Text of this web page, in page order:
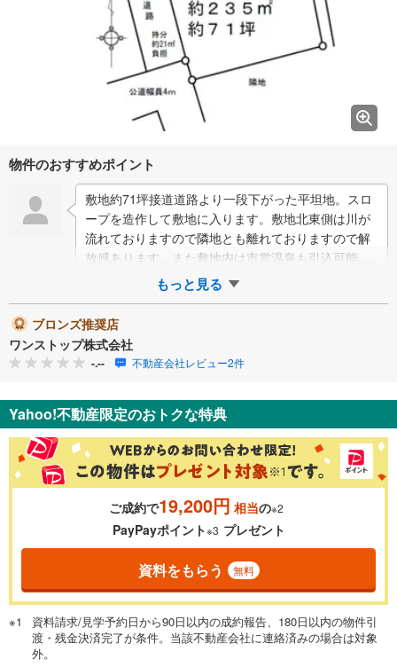
物件のおすすめポイント
敷地約71坪接道道路より一段下がった平坦地。スロ
ープを造作して敷地に入ります。敷地北東側は川が
流れておりますので隣地とも離れておりますので解
放感あります。また敷地内は市営温泉も引込可能で
す。住宅用地・収益物件としてアパート用地とし…
もっと見る
ブロンズ推奨店
ワンストップ株式会社
-.-- 不動産会社レビュー2件
Yahoo!不動産限定のおトクな特典
ご成約で19,200円 相当の※2
PayPayポイント※3 プレゼント
資料をもらう 無料
資料請求/見学予約日から90日以内の成約報告、180日以内の物件引
渡・残金決済完了が条件。当該不動産会社に連絡済みの場合は対象
外。